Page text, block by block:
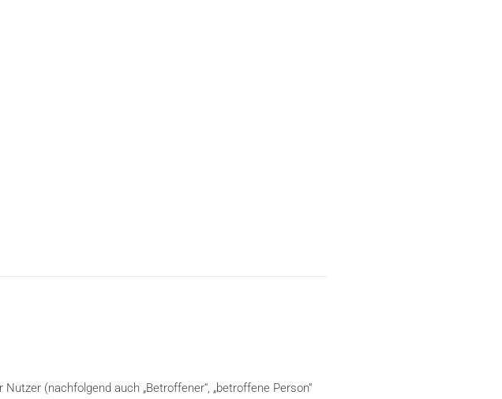
(nachfolgend auch „Betroffener“, „betroffene Person“